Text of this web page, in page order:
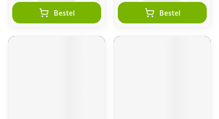
Bestel Bestel